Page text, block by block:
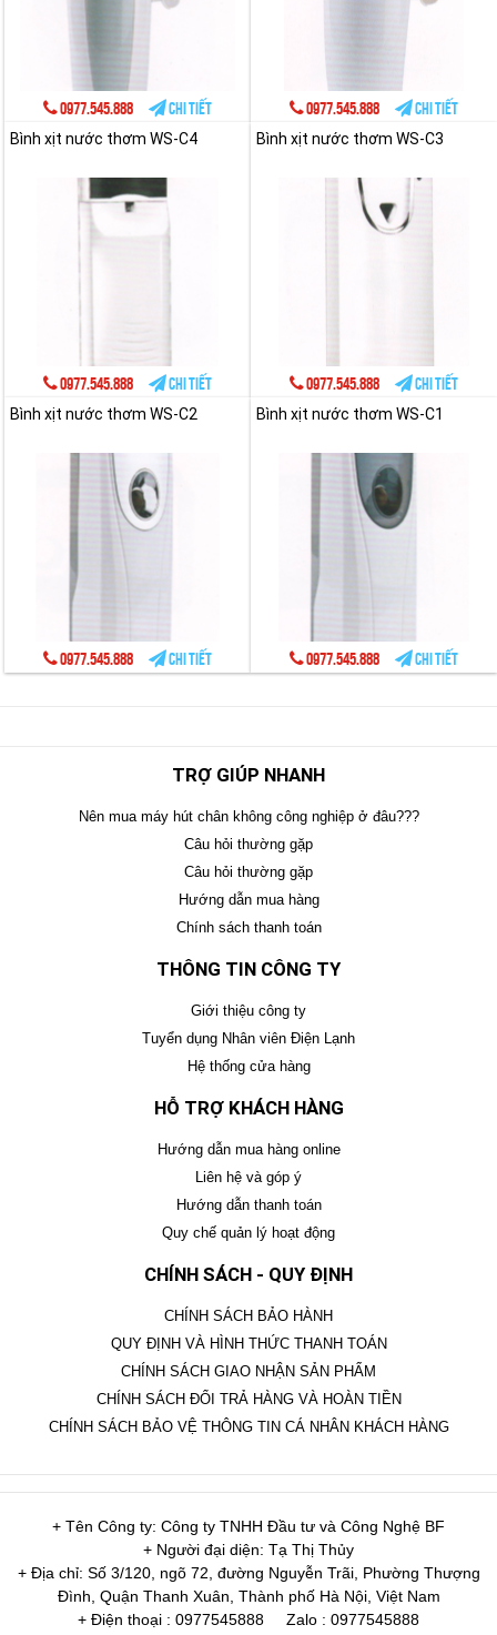
0977.545.888 Chi tiết 0977.545.888
Chi tiết
Bình xịt nước thơm WS-C4
0977.545.888 Chi tiết
Bình xịt nước thơm WS-C3
0977.545.888
Chi tiết
Bình xịt nước thơm WS-C2
0977.545.888 Chi tiết
Bình xịt nước thơm WS-C1
0977.545.888 Chi tiết
TRỢ GIÚP NHANH
Nên mua máy hút chân không công nghiệp ở đâu???
Câu hỏi thường gặp
Câu hỏi thường gặp
Hướng dẫn mua hàng
Chính sách thanh toán
THÔNG TIN CÔNG TY
Giới thiệu công ty
Tuyển dụng Nhân viên Điện Lạnh
Hệ thống cửa hàng
HỖ TRỢ KHÁCH HÀNG
Hướng dẫn mua hàng online
Liên hệ và góp ý
Hướng dẫn thanh toán
Quy chế quản lý hoạt động
CHÍNH SÁCH - QUY ĐỊNH
CHÍNH SÁCH BẢO HÀNH
QUY ĐỊNH VÀ HÌNH THỨC THANH TOÁN
CHÍNH SÁCH GIAO NHẬN SẢN PHẨM
CHÍNH SÁCH ĐỔI TRẢ HÀNG VÀ HOÀN TIỀN
CHÍNH SÁCH BẢO VỆ THÔNG TIN CÁ NHÂN KHÁCH HÀNG
+ Tên Công ty: Công ty TNHH Đầu tư và Công Nghệ BF
+ Người đại diện: Tạ Thị Thủy
+ Địa chỉ: Số 3/120, ngõ 72, đường Nguyễn Trãi, Phường Thượng
Đình, Quận Thanh Xuân, Thành phố Hà Nội, Việt Nam
+ Điện thoại : 0977545888
Zalo : 0977545888